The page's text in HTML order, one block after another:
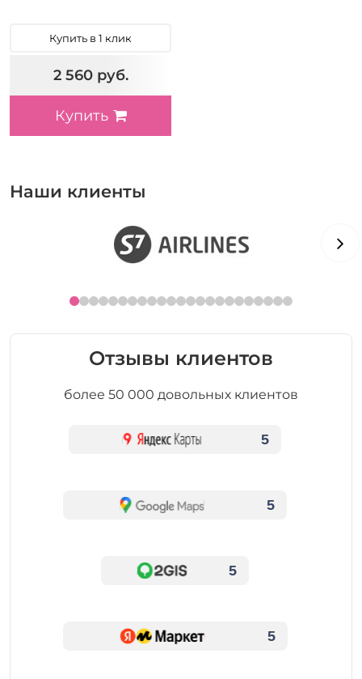
Купить в 1 клик
2 560 руб.
Купить
Наши клиенты
Отзывы клиентов
более 50 000 довольных клиентов
5
5
5
5